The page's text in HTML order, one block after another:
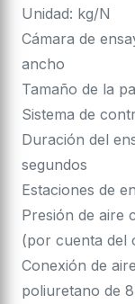
Unidad: kg/N
Cámara de
ancho
Tamaño de la
Sistema de
Duración del
segundos
Estaciones de
Presión de aire
(por cuenta del
Conexión de
poliuretano de